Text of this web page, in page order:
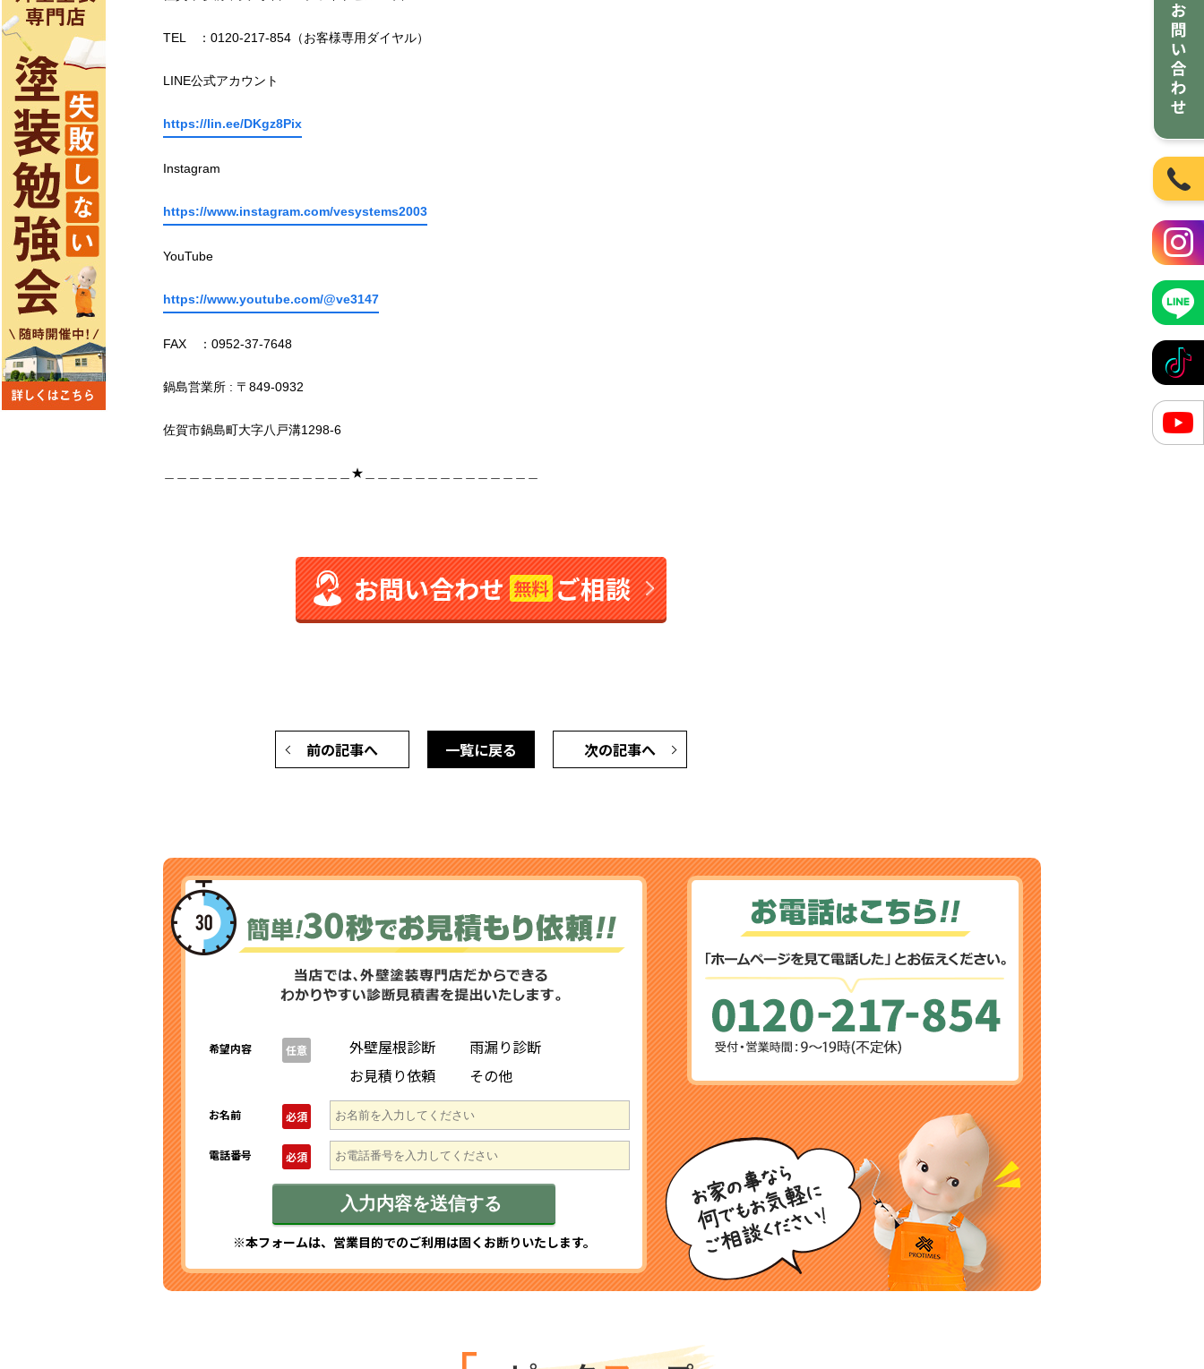
TEL ：0120-217-854（お客様専用ダイヤル）
LINE公式アカウント
https://lin.ee/DKgz8Pix
Instagram
https://www.instagram.com/vesystems2003
YouTube
https://www.youtube.com/@ve3147
FAX ：0952-37-7648
鍋島営業所 : 〒849-0932
佐賀市鍋島町大字八戸溝1298-6
＿＿＿＿＿＿＿＿＿＿＿＿＿＿＿★＿＿＿＿＿＿＿＿＿＿＿＿＿＿
お問い合わせ無料 ご相談
前の記事へ 次の記事へ
一覧に戻る
希望内容 任意 外壁屋根診断
雨漏り診断
お見積り依頼
その他
お名前 必須
電話番号 必須
※本フォームは、営業目的でのご利用は固くお断りいたします。